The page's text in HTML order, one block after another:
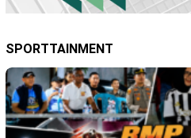
SPORTTAINMENT